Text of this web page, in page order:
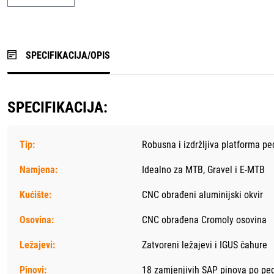
SPECIFIKACIJA/OPIS
SPECIFIKACIJA:
Tip: Robusna i izdržljiva platforma
Namjena: Idealno za MTB, Gravel i E-MTB
Kućište: CNC obrađeni aluminijski okvir
Osovina: CNC obrađena Cromoly osovina
Ležajevi: Zatvoreni ležajevi i IGUS čahure
Pinovi: 18 zamjenjivih SAP pinova po